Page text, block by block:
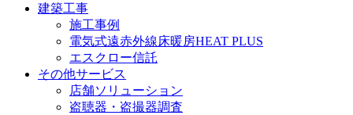
建築工事
施工事例
電気式遠赤外線床暖房HEAT PLUS
エスクロー信託
その他サービス
店舗ソリューション
盗聴器・盗撮器調査